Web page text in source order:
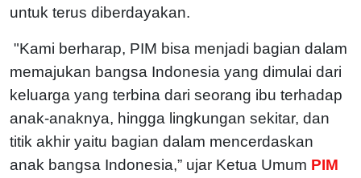
untuk terus diberdayakan.
"Kami berharap, PIM bisa menjadi bagian dalam
memajukan bangsa Indonesia yang dimulai dari
keluarga yang terbina dari seorang ibu terhadap
anak-anaknya, hingga lingkungan sekitar, dan
titik akhir yaitu bagian dalam mencerdaskan
anak bangsa Indonesia,” ujar Ketua Umum PIM